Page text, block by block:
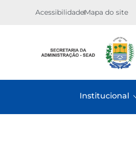
AcessibilidadeMapa do site
Institucional